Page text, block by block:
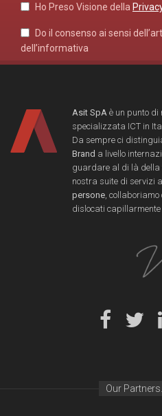
Ho Preso Visione della
Do il consenso ai sensi
dell’informativa
Asit SpA è un punto
specializzata ICT in
Da sempre ci
Brand a livello
guardare al di là della
nostra suite di servizi
persone ,
dislocati